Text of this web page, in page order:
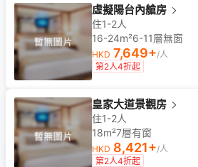
虛擬陽台內艙房
住1-2人
16-24m²6-11層無窗
HKD 7,649+/人
第2人4折起
皇家大道景觀房
住1-2人
18m²7層有窗
HKD 8,421+/人
第2人4折起